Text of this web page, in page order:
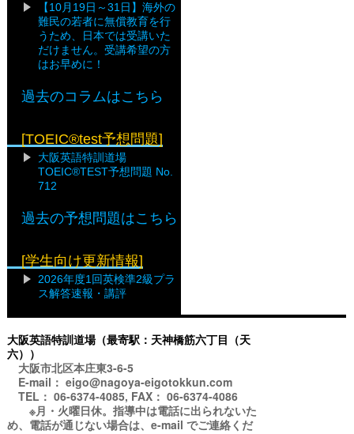
【10月19日～31日】海外の
難民の若者に無償教育を行
うため、日本では受講いた
だけません。受講希望の方
はお早めに！
過去のコラムはこちら
[TOEIC®test予想問題]
大阪英語特訓道場
TOEIC®TEST予想問題 No.
712
過去の予想問題はこちら
[学生向け更新情報]
2026年度1回英検準2級プラ
ス解答速報・講評
大阪英語特訓道場（最寄駅：天神橋筋六丁目（天
六））
大阪市北区本庄東3-6-5
E-mail： eigo@nagoya-eigotokkun.com
TEL： 06-6374-4085, FAX： 06-6374-4086
※月・火曜日休。指導中は電話に出られないた
め、電話が通じない場合は、e-mail でご連絡くだ